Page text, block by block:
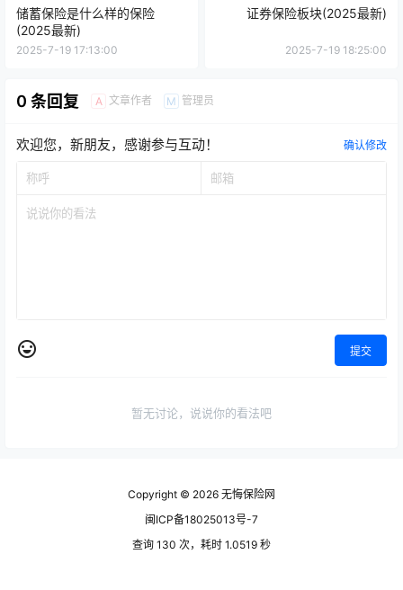
储蓄保险是什么样的保险
(2025最新)
2025-7-19 17:13:00
证券保险板块(2025最新)
2025-7-19 18:25:00
0 条回复 A 文章作者 M 管理员
欢迎您，新朋友，感谢参与互动！ 确认修改
提交
暂无讨论，说说你的看法吧
Copyright © 2026 无悔保险网
闽ICP备18025013号-7
查询 130 次，耗时 1.0519 秒